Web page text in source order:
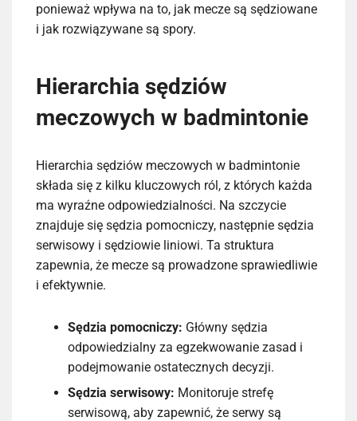
ponieważ wpływa na to, jak mecze są sędziowane
i jak rozwiązywane są spory.
Hierarchia sędziów
meczowych w badmintonie
Hierarchia sędziów meczowych w badmintonie
składa się z kilku kluczowych ról, z których każda
ma wyraźne odpowiedzialności. Na szczycie
znajduje się sędzia pomocniczy, następnie sędzia
serwisowy i sędziowie liniowi. Ta struktura
zapewnia, że mecze są prowadzone sprawiedliwie
i efektywnie.
Sędzia pomocniczy: Główny sędzia
odpowiedzialny za egzekwowanie zasad i
podejmowanie ostatecznych decyzji.
Sędzia serwisowy: Monitoruje strefę
serwisową, aby zapewnić, że serwy są